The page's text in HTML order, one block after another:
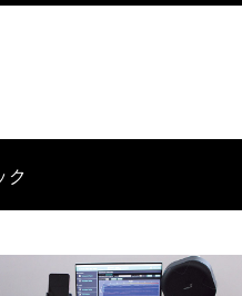
ク